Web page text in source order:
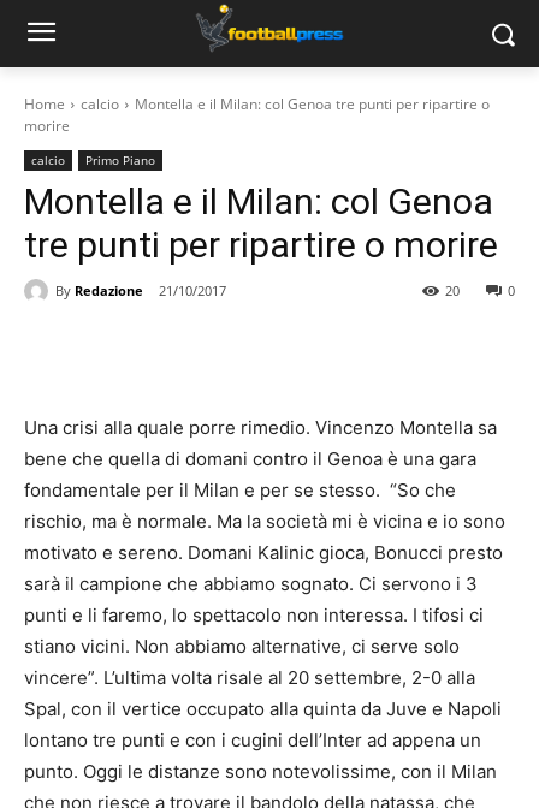
Home calcio
Montella e il Milan: col Genoa tre punti per ripartire o
morire
calcio Primo Piano
Montella e il Milan: col Genoa
tre punti per ripartire o morire
By Redazione 21/10/2017 0
20
Una crisi alla quale porre rimedio. Vincenzo Montella sa
bene che quella di domani contro il Genoa è una gara
fondamentale per il Milan e per se stesso. “So che
rischio, ma è normale. Ma la società mi è vicina e io sono
motivato e sereno. Domani Kalinic gioca, Bonucci presto
sarà il campione che abbiamo sognato. Ci servono i 3
punti e li faremo, lo spettacolo non interessa. I tifosi ci
stiano vicini. Non abbiamo alternative, ci serve solo
vincere”. L’ultima volta risale al 20 settembre, 2-0 alla
Spal, con il vertice occupato alla quinta da Juve e Napoli
lontano tre punti e con i cugini dell’Inter ad appena un
punto. Oggi le distanze sono notevolissime, con il Milan
che non riesce a trovare il bandolo della natassa, che